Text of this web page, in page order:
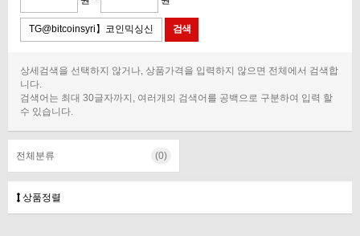
상세검색을 선택하지 않거나, 상품가격을 입력하지 않으면 전체에서 검색합
니다.
검색어는 최대 30글자까지, 여러개의 검색어를 공백으로 구분하여 입력 할
수 있습니다.
전체분류 (0)
상품정렬